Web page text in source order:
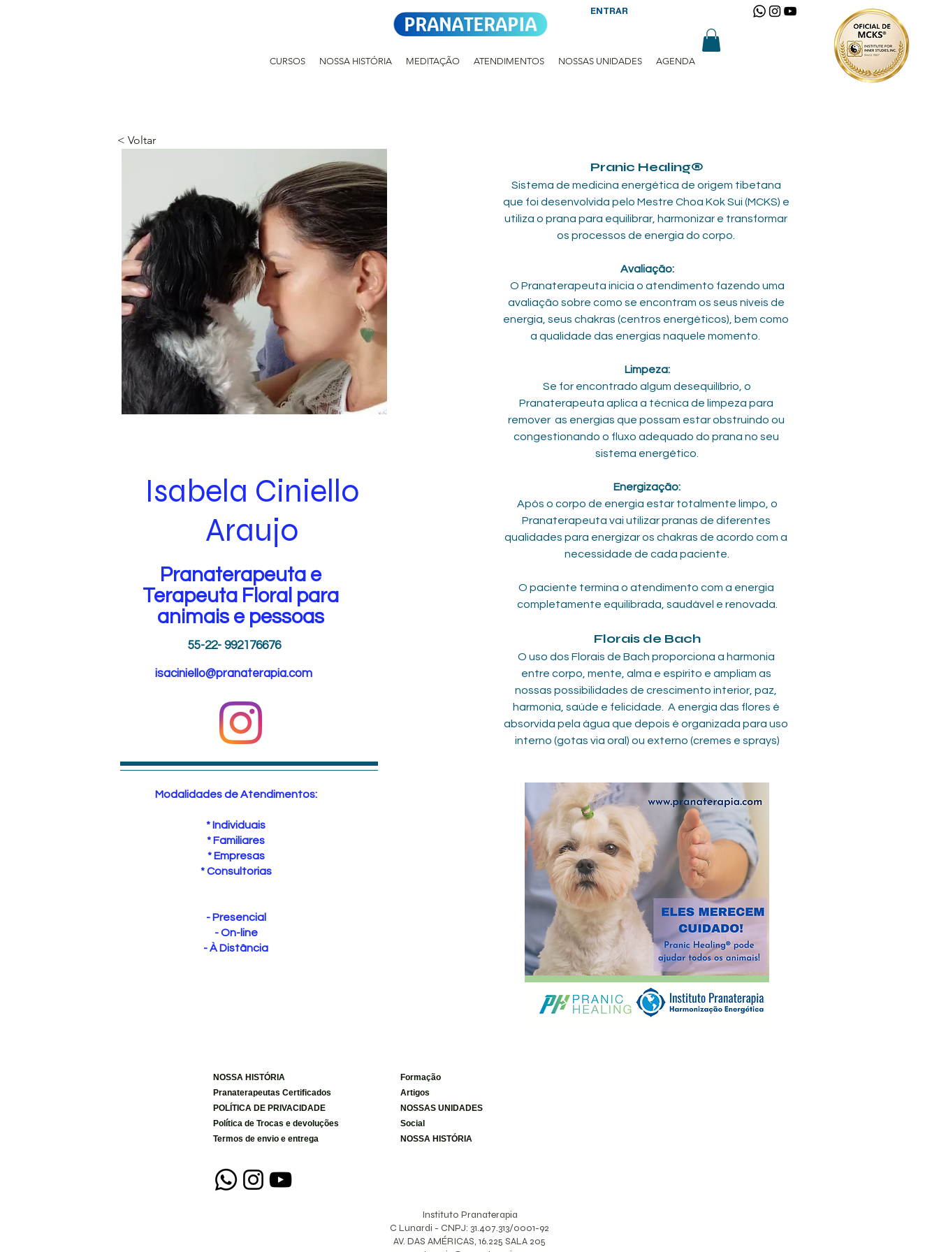
ENTRAR
CURSOS NOSSA HISTÓRIA MEDITAÇÃO ATENDIMENTOS NOSSAS UNIDADES AGENDA
< Voltar
Isabela Ciniello
Araujo
Pranaterapeuta e
Terapeuta Floral para
animais e pessoas
55-22- 992176676
isaciniello@pranaterapia.com
Modalidades de Atendimentos:
* Individuais
* Familiares
* Empresas
* Consultorias
- Presencial
- On-line
​- À Distância
Pranic Healing®
Sistema de medicina energética de origem tibetana
que foi desenvolvida pelo Mestre Choa Kok Sui (MCKS) e
utiliza o prana para equilibrar, harmonizar e transformar
os processos de energia do corpo.
Avaliação:
avaliação sobre como se encontram os seus níveis de
energia, seus chakras (centros energéticos), bem como
a qualidade das energias naquele momento.
Limpeza:
Pranaterapeuta aplica a técnica de limpeza para
remover  as energias que possam estar obstruindo ou
congestionando o fluxo adequado do prana no seu
sistema energético.
Energização:
Pranaterapeuta vai utilizar pranas de diferentes
qualidades para energizar os chakras de acordo com a
necessidade de cada paciente.
O paciente termina o atendimento com a energia
completamente equilibrada, saudável e renovada.
Florais de Bach
O uso dos Florais de Bach proporciona a harmonia
entre corpo, mente, alma e espírito e ampliam as
nossas possibilidades de crescimento interior, paz,
harmonia, saúde e felicidade.  A energia das flores é
absorvida pela água que depois é organizada para uso
interno (gotas via oral) ou externo (cremes e sprays)
NOSSA HISTÓRIA
Pranaterapeutas Certificados
POLÍTICA DE PRIVACIDADE
Política de Trocas e devoluções
Termos de envio e entrega
Formação
Artigos
NOSSAS UNIDADES
Social
NOSSA HISTÓRIA
Instituto Pranaterapia
C Lunardi - CNPJ: 31.407.313/0001-92
AV. DAS AMÉRICAS, 16.225 SALA 205